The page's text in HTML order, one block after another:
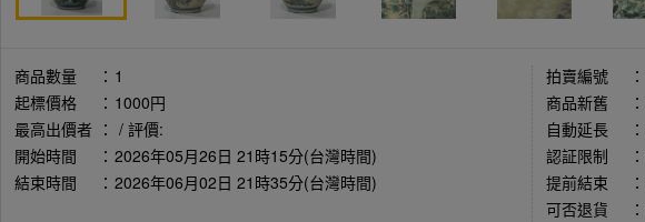
商品數量 ： 1
起標價格
： 1000円
最高出價者 ： / 評價:
開始時間
： 2026年05月26日 21時15分(台灣時間)
結束時間
： 2026年06月02日 21時35分(台灣時間)
拍賣編號 ：
商品新舊
：
自動延長
：
認証限制
：
提前結束
：
可否退貨
：